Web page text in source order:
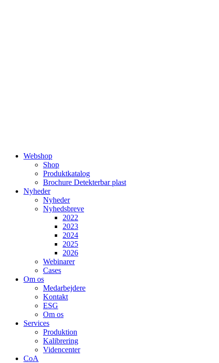
Webshop
Shop
Produktkatalog
Brochure Detekterbar plast
Nyheder
Nyheder
Nyhedsbreve
2022
2023
2024
2025
2026
Webinarer
Cases
Om os
Medarbejdere
Kontakt
ESG
Om os
Services
Produktion
Kalibrering
Videncenter
CoA